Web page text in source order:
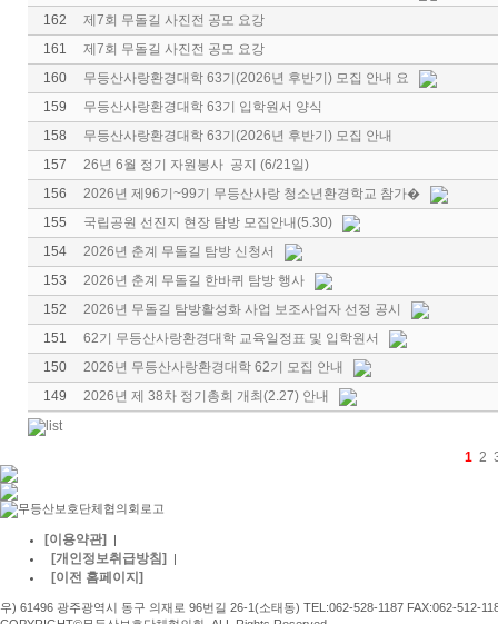
162
제7회 무돌길 사진전 공모 요강
161
제7회 무돌길 사진전 공모 요강
160
무등산사랑환경대학 63기(2026년 후반기) 모집 안내 요
159
무등산사랑환경대학 63기 입학원서 양식
158
무등산사랑환경대학 63기(2026년 후반기) 모집 안내
157
26년 6월 정기 자원봉사 공지 (6/21일)
156
2026년 제96기~99기 무등산사랑 청소년환경학교 참가�
155
국립공원 선진지 현장 탐방 모집안내(5.30)
154
2026년 춘계 무돌길 탐방 신청서
153
2026년 춘계 무돌길 한바퀴 탐방 행사
152
2026년 무돌길 탐방활성화 사업 보조사업자 선정 공시
151
62기 무등산사랑환경대학 교육일정표 및 입학원서
150
2026년 무등산사랑환경대학 62기 모집 안내
149
2026년 제 38차 정기총회 개최(2.27) 안내
1 2
[이용약관] |
[개인정보취급방침] |
[이전 홈페이지]
우) 61496 광주광역시 동구 의재로 96번길 26-1(소태동) TEL:062-528-1187 FAX:062-512-